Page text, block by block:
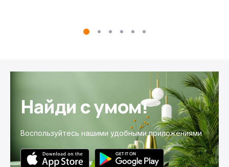
Найди с умом!
Воспользуйтесь нашими удобными приложениями